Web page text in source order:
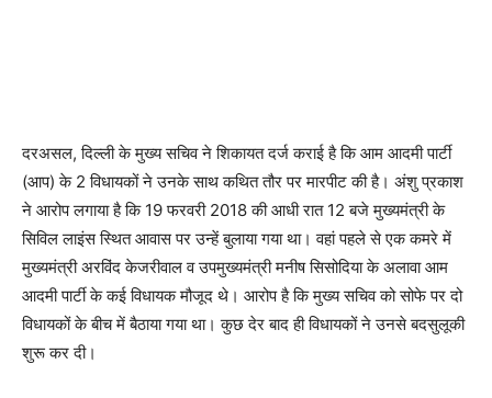
दरअसल, दिल्ली के मुख्य सचिव ने शिकायत दर्ज कराई है कि आम आदमी पार्टी
(आप) के 2 विधायकों ने उनके साथ कथित तौर पर मारपीट की है। अंशु प्रकाश
ने आरोप लगाया है कि 19 फरवरी 2018 की आधी रात 12 बजे मुख्यमंत्री के
सिविल लाइंस स्थित आवास पर उन्हें बुलाया गया था। वहां पहले से एक कमरे में
मुख्यमंत्री अरविंद केजरीवाल व उपमुख्यमंत्री मनीष सिसोदिया के अलावा आम
आदमी पार्टी के कई विधायक मौजूद थे। आरोप है कि मुख्य सचिव को सोफे पर दो
विधायकों के बीच में बैठाया गया था। कुछ देर बाद ही विधायकों ने उनसे बदसुलूकी
शुरू कर दी।